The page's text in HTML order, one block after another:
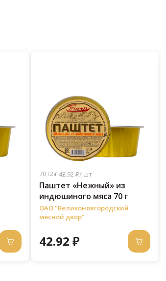
70 г2 г.42.92 ₽/ шт
Паштет «Нежный» из
индюшиного мяса 70 г
ОАО "Великоновгородский
мясной двор"
42.92 ₽